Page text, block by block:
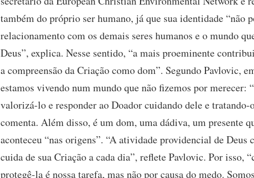
também do próprio ser humano, já que sua identidade “não
relacionamento com os demais seres humanos e o mundo
Deus”, explica. Nesse sentido, “a mais proeminente
a compreensão da Criação como dom”. Segundo Pavlovic,
estamos vivendo num mundo que não fizemos por merecer:
valorizá-lo e responder ao Doador cuidando dele e
comenta. Além disso, é um dom, uma dádiva, um presente
aconteceu “nas origens”. “A atividade providencial de
cuida de sua Criação a cada dia”, reflete Pavlovic. Por isso,
protegê-la é nossa tarefa, mas não por causa do medo.